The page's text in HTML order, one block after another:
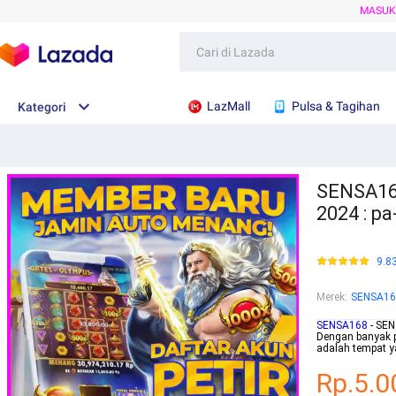
Kategori LazMall Pulsa & Tagihan
2024 :
Merek:
SENSA168 -
Dengan banyak
adalah tempat